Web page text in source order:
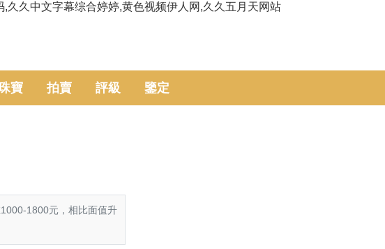
久中文字幕综合婷婷,黄色视频伊人网,久久五月天网站
寶 拍賣 評級 鑒定
1800元，相比面值升